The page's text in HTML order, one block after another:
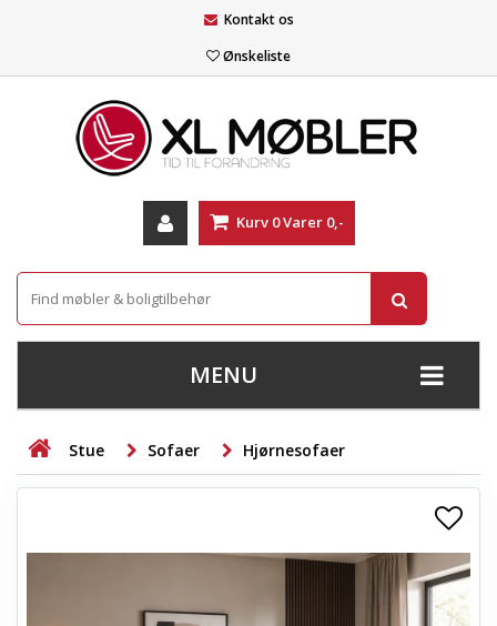
Kontakt os
Ønskeliste
Kurv 0Varer 0,-
MENU
+
STUE
+
+
+
Stue Sofaer Hjørnesofaer